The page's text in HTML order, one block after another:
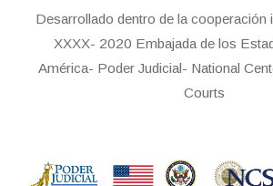
Desarrollado dentro de la cooperación
XXXX- 2020 Embajada de los
América- Poder Judicial- National
Courts